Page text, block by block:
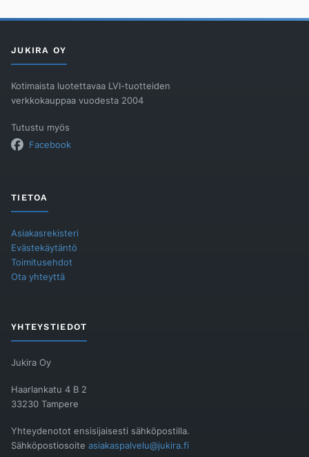
JUKIRA OY
Kotimaista luotettavaa LVI-tuotteiden
verkkokauppaa vuodesta 2004
Tutustu myös
Facebook
TIETOA
Asiakasrekisteri
Evästekäytäntö
Toimitusehdot
Ota yhteyttä
YHTEYSTIEDOT
Jukira Oy
Haarlankatu 4 B 2
33230 Tampere
Yhteydenotot ensisijaisesti sähköpostilla.
Sähköpostiosoite asiakaspalvelu@jukira.fi